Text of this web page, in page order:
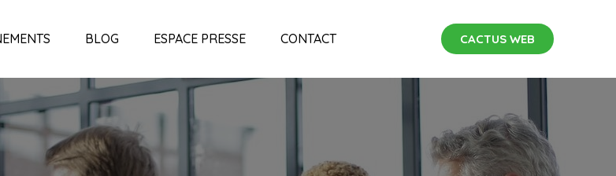
BLOG ESPACE PRESSE CONTACT CACTUS WEB